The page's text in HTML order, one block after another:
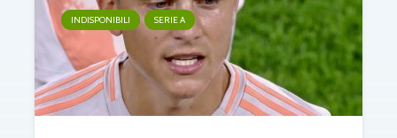
INDISPONIBILI SERIE A